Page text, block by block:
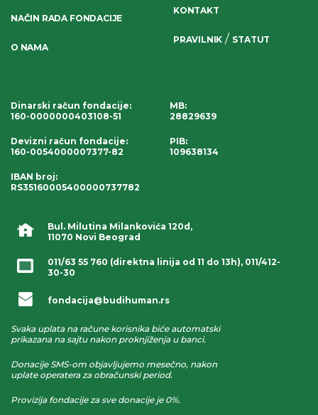
Bul. Milutina Milankovića 120d,
11070 Novi Beograd
011/63 55 760 (direktna linija od 11 do 13h), 011/412-
30-30
fondacija@budihuman.rs
Svaka uplata na račune korisnika biće automatski
prikazana na sajtu nakon proknjiženja u banci.
Donacije SMS-om objavljujemo mesečno, nakon
uplate operatera za obračunski period.
Provizija fondacije za sve donacije je 0%.
NAČIN RADA FONDACIJE
O NAMA
KONTAKT
PRAVILNIK / STATUT
Dinarski račun fondacije:
160-0000000403108-51
Devizni račun fondacije:
160-0054000007377-82
IBAN broj:
RS35160005400000737782
MB:
28829639
PIB:
109638134